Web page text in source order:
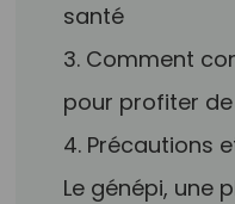
santé
3. Comment
pour profiter
4. Précautions
Le génépi, une